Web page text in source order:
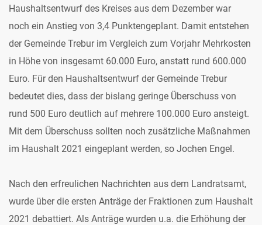
Haushaltsentwurf des Kreises aus dem Dezember war
noch ein Anstieg von 3,4 Punktengeplant. Damit entstehen
der Gemeinde Trebur im Vergleich zum Vorjahr Mehrkosten
in Höhe von insgesamt 60.000 Euro, anstatt rund 600.000
Euro. Für den Haushaltsentwurf der Gemeinde Trebur
bedeutet dies, dass der bislang geringe Überschuss von
rund 500 Euro deutlich auf mehrere 100.000 Euro ansteigt.
Mit dem Überschuss sollten noch zusätzliche Maßnahmen
im Haushalt 2021 eingeplant werden, so Jochen Engel.
Nach den erfreulichen Nachrichten aus dem Landratsamt,
wurde über die ersten Anträge der Fraktionen zum Haushalt
2021 debattiert. Als Anträge wurden u.a. die Erhöhung der